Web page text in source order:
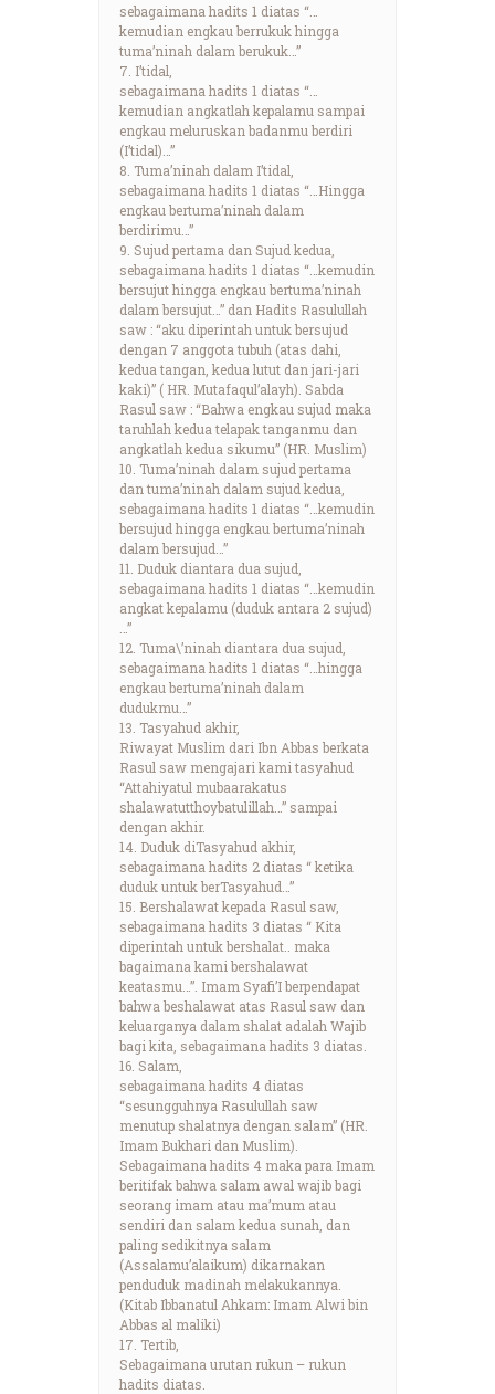
sebagaimana hadits 1 diatas “…
kemudian engkau berrukuk hingga
tuma’ninah dalam berukuk…”
7. I’tidal,
sebagaimana hadits 1 diatas “…
kemudian angkatlah kepalamu sampai
engkau meluruskan badanmu berdiri
(I’tidal)…”
8. Tuma’ninah dalam I’tidal,
sebagaimana hadits 1 diatas “…Hingga
engkau bertuma’ninah dalam
berdirimu…”
9. Sujud pertama dan Sujud kedua,
sebagaimana hadits 1 diatas “…kemudin
bersujut hingga engkau bertuma’ninah
dalam bersujut…” dan Hadits Rasulullah
saw : “aku diperintah untuk bersujud
dengan 7 anggota tubuh (atas dahi,
kedua tangan, kedua lutut dan jari-jari
kaki)” ( HR. Mutafaqul’alayh). Sabda
Rasul saw : “Bahwa engkau sujud maka
taruhlah kedua telapak tanganmu dan
angkatlah kedua sikumu” (HR. Muslim)
10. Tuma’ninah dalam sujud pertama
dan tuma’ninah dalam sujud kedua,
sebagaimana hadits 1 diatas “…kemudin
bersujud hingga engkau bertuma’ninah
dalam bersujud…”
11. Duduk diantara dua sujud,
sebagaimana hadits 1 diatas “…kemudin
angkat kepalamu (duduk antara 2 sujud)
…”
12. Tuma\’ninah diantara dua sujud,
sebagaimana hadits 1 diatas “…hingga
engkau bertuma’ninah dalam
dudukmu…”
13. Tasyahud akhir,
Riwayat Muslim dari Ibn Abbas berkata
Rasul saw mengajari kami tasyahud
“Attahiyatul mubaarakatus
shalawatutthoybatulillah…” sampai
dengan akhir.
14. Duduk diTasyahud akhir,
sebagaimana hadits 2 diatas “ ketika
duduk untuk berTasyahud…”
15. Bershalawat kepada Rasul saw,
sebagaimana hadits 3 diatas “ Kita
diperintah untuk bershalat.. maka
bagaimana kami bershalawat
keatasmu…”. Imam Syafi’I berpendapat
bahwa beshalawat atas Rasul saw dan
keluarganya dalam shalat adalah Wajib
bagi kita, sebagaimana hadits 3 diatas.
16. Salam,
sebagaimana hadits 4 diatas
“sesungguhnya Rasulullah saw
menutup shalatnya dengan salam” (HR.
Imam Bukhari dan Muslim).
Sebagaimana hadits 4 maka para Imam
beritifak bahwa salam awal wajib bagi
seorang imam atau ma’mum atau
sendiri dan salam kedua sunah, dan
paling sedikitnya salam
(Assalamu’alaikum) dikarnakan
penduduk madinah melakukannya.
(Kitab Ibbanatul Ahkam: Imam Alwi bin
Abbas al maliki)
17. Tertib,
Sebagaimana urutan rukun – rukun
hadits diatas.